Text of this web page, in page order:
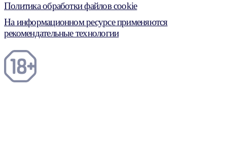
Политика обработки файлов cookie
На информационном ресурсе применяются
рекомендательные технологии